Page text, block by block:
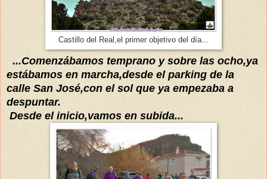
Castillo del Real,el primer objetivo del día...
...Comenzábamos temprano y sobre las ocho,ya
estábamos en marcha,desde el parking de la
calle San José,con el sol que ya empezaba a
despuntar.
Desde el inicio,vamos en subida...